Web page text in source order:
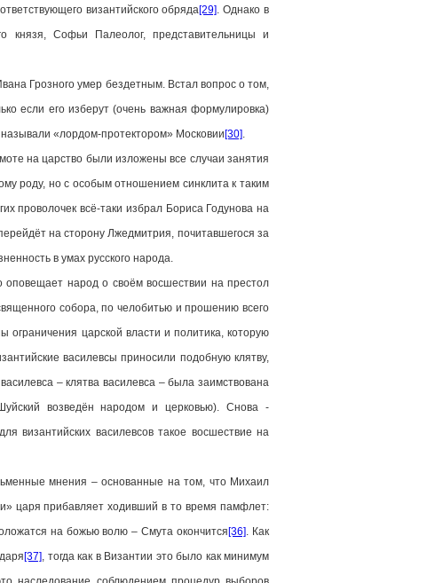
византийского обряда[29]. Однако в
князя, Софьи Палеолог, представительницы и
Грозного умер бездетным. Встал вопрос о том,
если его изберут (очень важная формулировка)
«лордом-протектором» Московии[30].
на царство были изложены все случаи занятия
роду, но с особым отношением синклита к таким
проволочек всё-таки избрал Бориса Годунова на
на сторону Лжедмитрия, почитавшегося за
в умах русского народа.
народ о своём восшествии на престол
собора, по челобитью и прошению всего
ограничения царской власти и политика, которую
василевсы приносили подобную клятву,
– клятва василевса – была заимствована
возведён народом и церковью). Снова -
византийских василевсов такое восшествие на
мнения – основанные на том, что Михаил
царя прибавляет ходивший в то время памфлет:
на божью волю – Смута окончится[36]. Как
[37], тогда как в Византии это было как минимум